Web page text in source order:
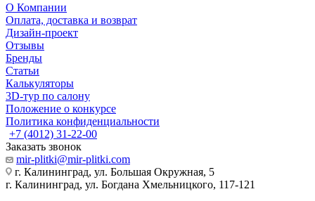
О Компании
Оплата, доставка и возврат
Дизайн-проект
Отзывы
Бренды
Статьи
Калькуляторы
3D-тур по салону
Положение о конкурсе
Политика конфиденциальности
+7 (4012) 31-22-00
Заказать звонок
mir-plitki@mir-plitki.com
г. Калининград, ул. Большая Окружная, 5
г. Калининград, ул. Богдана Хмельницкого, 117-121